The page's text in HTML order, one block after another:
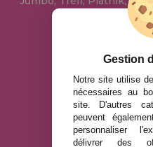
bien
POLITIQUE DE
Gestion
Notre site utilise
nécessaires au
site. D'autres
peuvent
personnaliser
délivrer des